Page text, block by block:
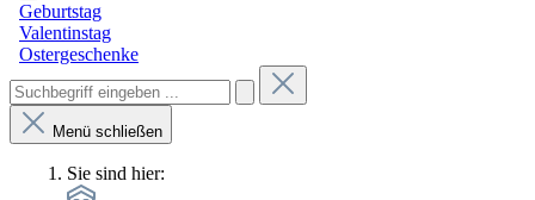
Geburtstag
Valentinstag
Ostergeschenke
Menü schließen
Sie sind hier: